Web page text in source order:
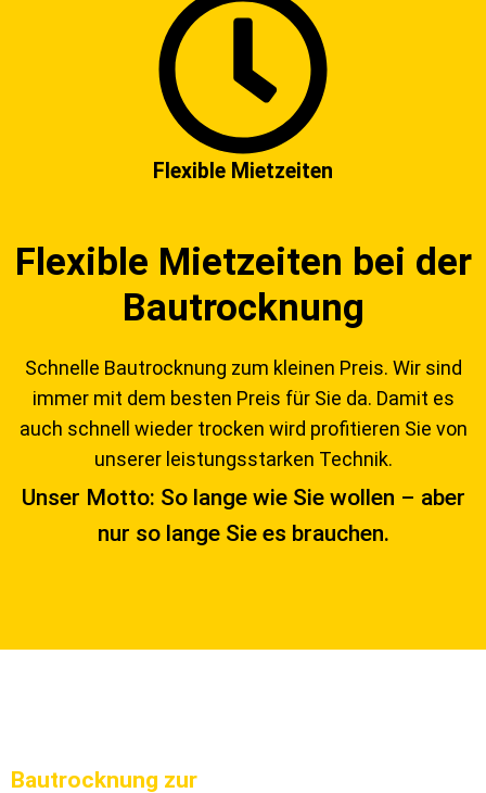
Flexible Mietzeiten
Flexible Mietzeiten bei der
Bautrocknung
Schnelle Bautrocknung zum kleinen Preis. Wir sind
immer mit dem besten Preis für Sie da. Damit es
auch schnell wieder trocken wird profitieren Sie von
unserer leistungsstarken Technik.
Unser Motto: So lange wie Sie wollen – aber
nur so lange Sie es brauchen.
Bautrocknung zur